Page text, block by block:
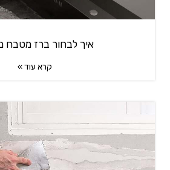
איך לבחור ברז מטבח
קרא עוד »